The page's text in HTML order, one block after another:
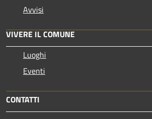
Avvisi
VIVERE IL COMUNE
Luoghi
Eventi
CONTATTI